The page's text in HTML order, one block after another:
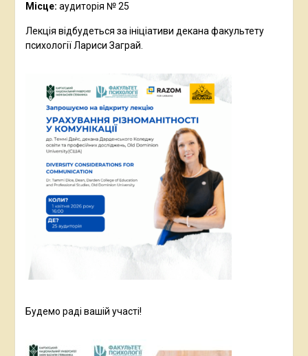
Місце: аудиторія № 25
Лекція відбудеться за ініціативи декана факультету
психології Лариси Заграй.
Будемо раді вашій участі!